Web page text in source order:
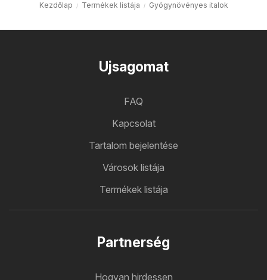
Kezdőlap Termékek listája Gyógynövényes italok
Ujsagomat
FAQ
Kapcsolat
Tartalom bejelentése
Városok listája
Termékek listája
Partnerség
Hogyan hirdessen